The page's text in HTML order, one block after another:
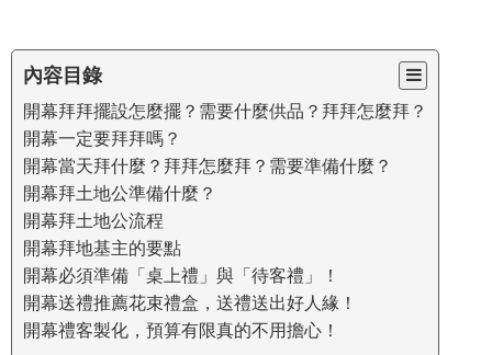
內容目錄
開幕拜拜擺設怎麼擺？需要什麼供品？拜拜怎麼拜？
開幕一定要拜拜嗎？
開幕當天拜什麼？拜拜怎麼拜？需要準備什麼？
開幕拜土地公準備什麼？
開幕拜土地公流程
開幕拜地基主的要點
開幕必須準備「桌上禮」與「待客禮」！
開幕送禮推薦花束禮盒，送禮送出好人緣！
開幕禮客製化，預算有限真的不用擔心！